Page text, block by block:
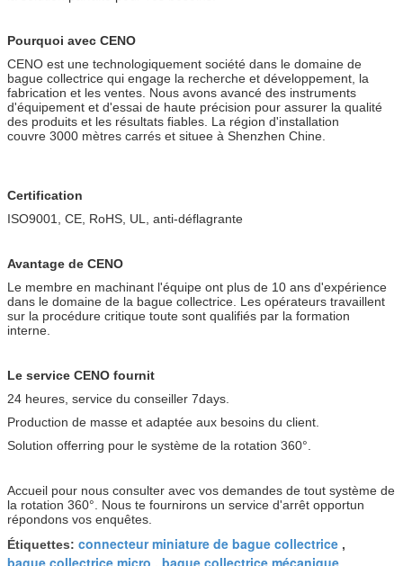
Pourquoi avec CENO
CENO est une technologiquement société dans le domaine de
bague collectrice qui engage la recherche et développement, la
fabrication et les ventes. Nous avons avancé des instruments
d'équipement et d'essai de haute précision pour assurer la qualité
des produits et les résultats fiables. La région d'installation
couvre 3000 mètres carrés et situee à Shenzhen Chine.
Certification
ISO9001, CE, RoHS, UL, anti-déflagrante
Avantage de CENO
Le membre en machinant l'équipe ont plus de 10 ans d'expérience
dans le domaine de la bague collectrice. Les opérateurs travaillent
sur la procédure critique toute sont qualifiés par la formation
interne.
Le service CENO fournit
24 heures, service du conseiller 7days.
Production de masse et adaptée aux besoins du client.
Solution offerring pour le système de la rotation 360°.
Accueil pour nous consulter avec vos demandes de tout système de
la rotation 360°. Nous te fournirons un service d'arrêt opportun
répondons vos enquêtes.
Étiquettes: connecteur miniature de bague collectrice ,